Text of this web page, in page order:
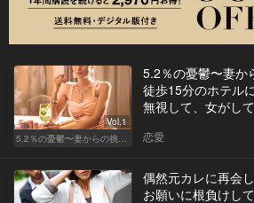
Vol.1
5.2％の憂鬱〜妻からの挑戦状〜
5.2％の憂鬱〜妻か
徒歩15分のホテル
無視して、女がし
恋愛
偶然元カレに再会
お願いに根負けし